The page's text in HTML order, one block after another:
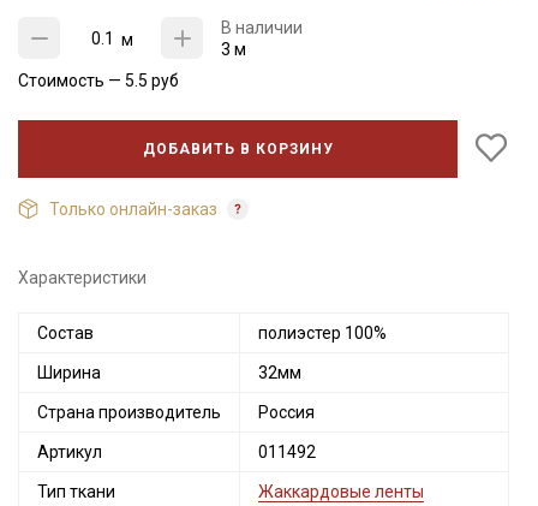
м
В наличии
3 м
Стоимость — 5.5 руб
ДОБАВИТЬ В КОРЗИНУ
Только онлайн-заказ
Характеристики
Состав полиэстер 100%
Ширина 32мм
Страна производитель Россия
Артикул 011492
Тип ткани Жаккардовые ленты
Секретная рассылка от Купава
Мы публикуем здесь дополнительные
промокоды и скидки до 30% на узкие
Электронная почта